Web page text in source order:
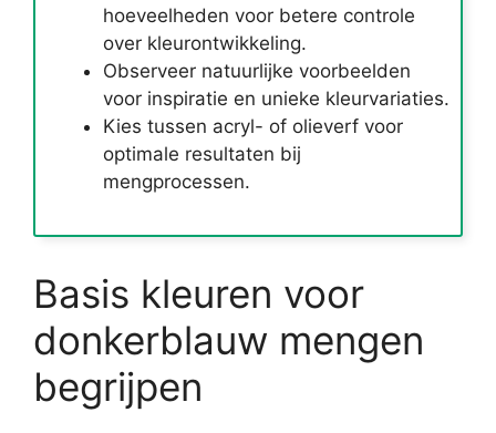
hoeveelheden voor betere controle
over kleurontwikkeling.
Observeer natuurlijke voorbeelden
voor inspiratie en unieke kleurvariaties.
Kies tussen acryl- of olieverf voor
optimale resultaten bij
mengprocessen.
Basis kleuren voor
donkerblauw mengen
begrijpen